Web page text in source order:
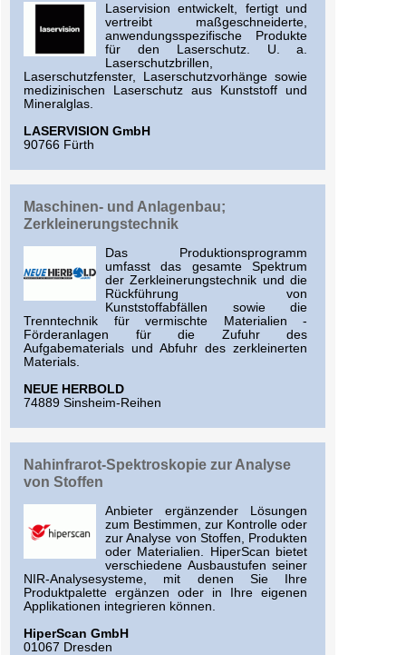
Laservision entwickelt, fertigt und
vertreibt maßgeschneiderte,
anwendungsspezifische Produkte
für den Laserschutz. U. a.
Laserschutzbrillen,
Laserschutzfenster, Laserschutzvorhänge sowie
medizinischen Laserschutz aus Kunststoff und
Mineralglas.
LASERVISION GmbH
90766 Fürth
Maschinen- und Anlagenbau;
Zerkleinerungstechnik
Das Produktionsprogramm
umfasst das gesamte Spektrum
der Zerkleinerungstechnik und die
Rückführung von
Kunststoffabfällen sowie die
Trenntechnik für vermischte Materialien -
Förderanlagen für die Zufuhr des
Aufgabematerials und Abfuhr des zerkleinerten
Materials.
NEUE HERBOLD
74889 Sinsheim-Reihen
Nahinfrarot-Spektroskopie zur Analyse
von Stoffen
Anbieter ergänzender Lösungen
zum Bestimmen, zur Kontrolle oder
zur Analyse von Stoffen, Produkten
oder Materialien. HiperScan bietet
verschiedene Ausbaustufen seiner
NIR-Analysesysteme, mit denen Sie Ihre
Produktpalette ergänzen oder in Ihre eigenen
Applikationen integrieren können.
HiperScan GmbH
01067 Dresden